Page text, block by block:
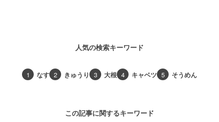
人気の検索キーワード
1 なす 2 きゅうり 3 大根 4 キャベツ 5 そうめん
この記事に関するキーワード